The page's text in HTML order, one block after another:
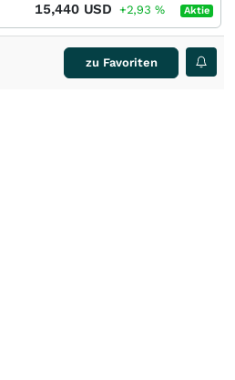
15,440 USD +2,93 % Aktie
zu Favoriten